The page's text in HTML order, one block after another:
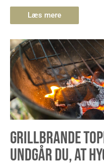
Læs mere
GRILLBRANDE
UNDGÅR DU, AT